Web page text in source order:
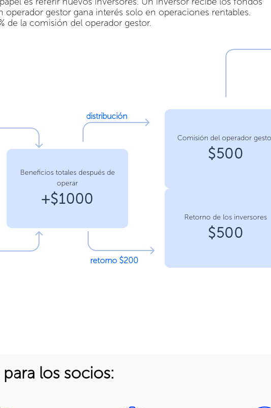
operador gestor gana interés solo en operaciones rentables.
de la comisión del operador gestor.
Beneficios totales después de
operar
+$1000
distribución
Comisión del operador
$500
retorno $200
Retorno de los inversores
$500
los socios: